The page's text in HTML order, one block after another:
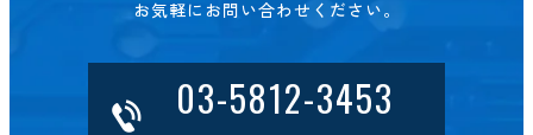
お気軽にお問い合わせください。
03-5812-3453